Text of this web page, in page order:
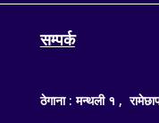
सम्पर्क
ठेगाना : मन्थली १ ,